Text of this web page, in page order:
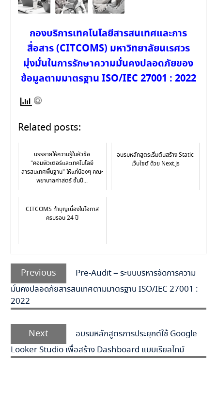
กองบริการเทคโนโลยีสารสนเทศและการ
สื่อสาร (CITCOMS) มหาวิทยาลัยนเรศวร
มุ่งมั่นในการรักษาความมั่นคงปลอดภัยของ
ข้อมูลตามมาตรฐาน ISO/IEC 27001 : 2022
Related posts:
บรรยายให้ความรู้ในหัวข้อ
"คอมพิวเตอร์และเทคโนโลยี
สารสนเทศพื้นฐาน" ให้แก่น้องๆ คณะ
พยาบาลศาสตร์ ชั้นปี...
อบรมหลักสูตรเริ่มต้นสร้าง Static
เว็บไซต์ ด้วย Next.js
CITCOMS ทำบุญเนื่องในโอกาส
ครบรอบ 24 ปี
Previous
Pre-Audit – ระบบบริหารจัดการความ
มั่นคงปลอดภัยสารสนเทศตามมาตรฐาน ISO/IEC 27001 :
2022
Next
อบรมหลักสูตรการประยุกต์ใช้ Google
Looker Studio เพื่อสร้าง Dashboard แบบเรียลไทม์